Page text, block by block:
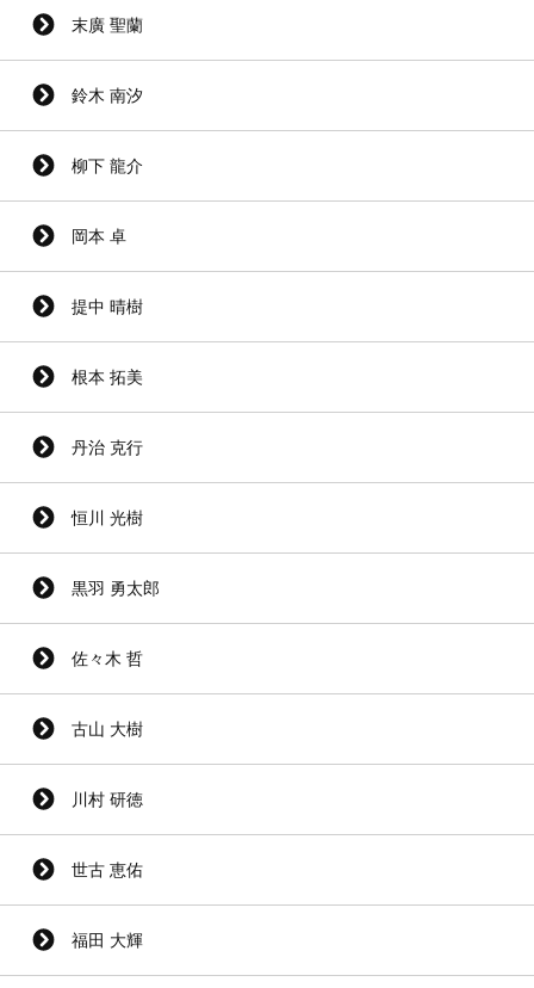
末廣 聖蘭
鈴木 南汐
柳下 龍介
岡本 卓
提中 晴樹
根本 拓美
丹治 克行
恒川 光樹
黒羽 勇太郎
佐々木 哲
古山 大樹
川村 研徳
世古 恵佑
福田 大輝